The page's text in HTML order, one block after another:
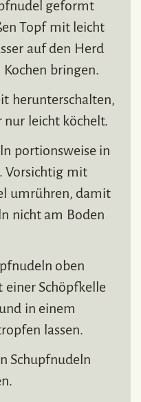
geformt
Topf mit leicht
auf den Herd
bringen.
herunterschalten,
nur leicht köchelt.
portionsweise in
Vorsichtig mit
umrühren, damit
nicht am Boden
oben
Schöpfkelle
in einem
lassen.
Schupfnudeln